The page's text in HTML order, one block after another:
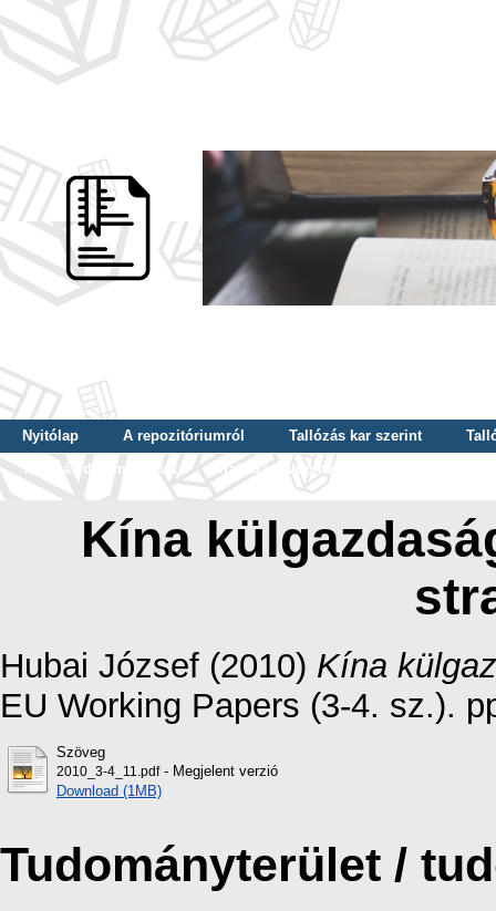
Nyitólap A repozitóriumról Tallózás kar szerint
Tallózás dátum szerint
Tallózás tudományterület szerint
Kína
Hubai József (2010) Kína
EU Working Papers (3-4. sz.).
Szöveg
2010_3-4_11.pdf- Megjelent verzió
Download (1MB)
Tudományterület /